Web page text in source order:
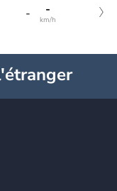
- -
km/h